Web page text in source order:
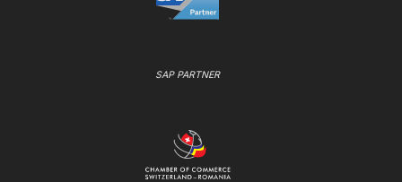
SAP PARTNER